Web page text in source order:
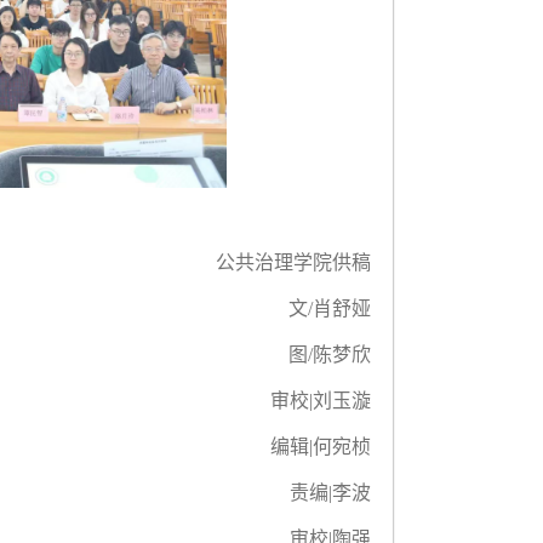
公共治理学院供稿
文/肖舒娅
图/陈梦欣
审校|刘玉漩
编辑|何宛桢
责编|李波
审校|陶强